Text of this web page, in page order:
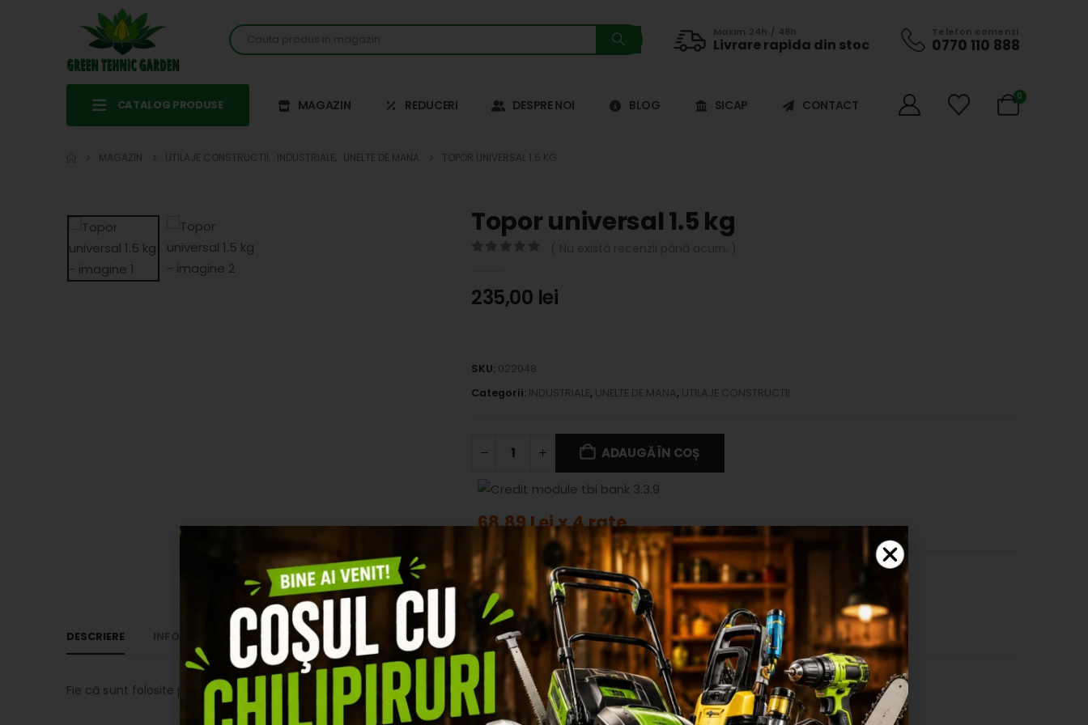
Maxim 24h / 48h
Livrare rapida din stoc
Telefon comenzi
0770 110 888
CATALOG PRODUSE MAGAZIN REDUCERI DESPRE NOI BLOG SICAP CONTACT
0
MAGAZIN UTILAJE CONSTRUCTII INDUSTRIALE UNELTE DE MANA TOPOR UNIVERSAL 1.5 KG
Topor universal 1.5 kg
235,00 lei
SKU: 022048
Categorii: INDUSTRIALE, UNELTE DE MANA, UTILAJE CONSTRUCTII
ADAUGĂ ÎN COȘ
68.89 Lei x 4 rate
ADAUGA IN WISHLIST
DESCRIERE INFORMAȚII SUPLIMENTARE RECENZII (0)
Fie că sunt folosite pentru despicarea buștenilor sau crengilor subțiri, aceste topoare reprezintă o necesitate absolută pentru iarnă!